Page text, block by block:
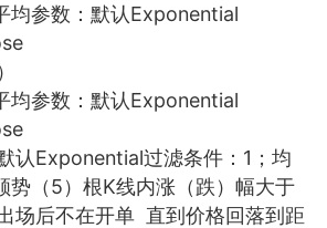
1.1你们期待的一
胜率没浮亏！
们期待的一次一单
亏！复利模式下 历
数据表现...
均参数：默认Exponential
均参数：默认Exponential
认Exponential过滤条件：1；均
势（5）根K线内涨（跌）幅大于
场后不在开单 直到价格回落到距